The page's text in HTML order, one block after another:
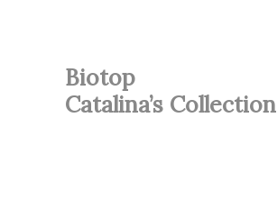
Biotop
Catalina’s Collection